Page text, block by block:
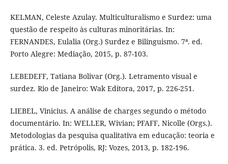
KELMAN, Celeste Azulay. Multiculturalismo e Surdez: uma
questão de respeito às culturas minoritárias. In:
FERNANDES, Eulalia (Org.) Surdez e Bilinguismo. 7ª. ed.
Porto Alegre: Mediação, 2015, p. 87-103.
LEBEDEFF, Tatiana Bolivar (Org.). Letramento visual e
surdez. Rio de Janeiro: Wak Editora, 2017, p. 226-251.
LIEBEL, Vinicius. A análise de charges segundo o método
documentário. In: WELLER, Wivian; PFAFF, Nicolle (Orgs.).
Metodologias da pesquisa qualitativa em educação: teoria e
prática. 3. ed. Petrópolis, RJ: Vozes, 2013, p. 182-196.